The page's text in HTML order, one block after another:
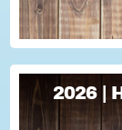
2026 |
2026 |